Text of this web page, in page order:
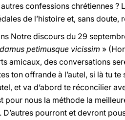
confessions chrétiennes ?
de l’histoire et, sans
Notre discours du 29
petimusque vicissim »
amicaux, des conversations
ton offrande à l’autel, si là tu
et va d’abord te réconcilier
pour nous la méthode la
D’autres pourront et devront